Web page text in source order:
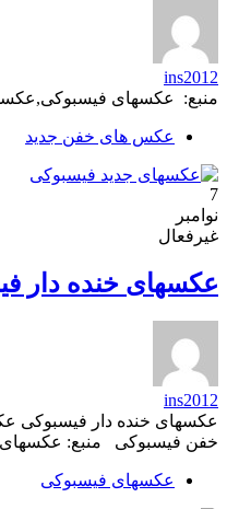
ins2012
منبع: عکسهای
عکس های خفن جدید
7
نوامبر
غیرفعال
عکسهای خنده دار
ins2012
عکسهای خنده دار فیسبوکی
خفن فیسبوکی منبع:
عکسهای فیسبوکی